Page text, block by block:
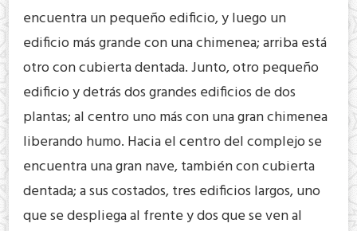
encuentra un pequeño edificio, y luego un
edificio más grande con una chimenea; arriba está
otro con cubierta dentada. Junto, otro pequeño
edificio y detrás dos grandes edificios de dos
plantas; al centro uno más con una gran chimenea
liberando humo. Hacia el centro del complejo se
encuentra una gran nave, también con cubierta
dentada; a sus costados, tres edificios largos, uno
que se despliega al frente y dos que se ven al